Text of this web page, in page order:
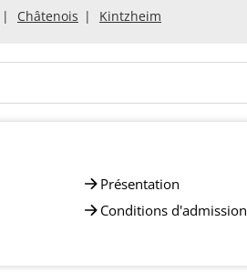
Châtenois Kintzheim
Présentation
Conditions d'admission